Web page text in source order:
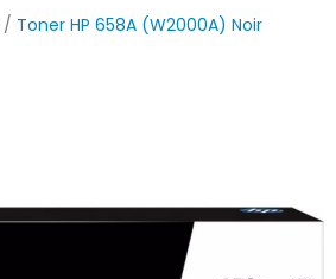
Toner HP 658A (W2000A) Noir